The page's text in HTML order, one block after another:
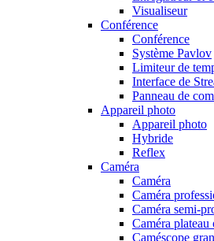
Visualiseur
Conférence
Conférence
Système Pavlov
Limiteur de
Interface de
Panneau de
Appareil photo
Appareil photo
Hybride
Reflex
Caméra
Caméra
Caméra
Caméra semi-
Caméra
Caméscope